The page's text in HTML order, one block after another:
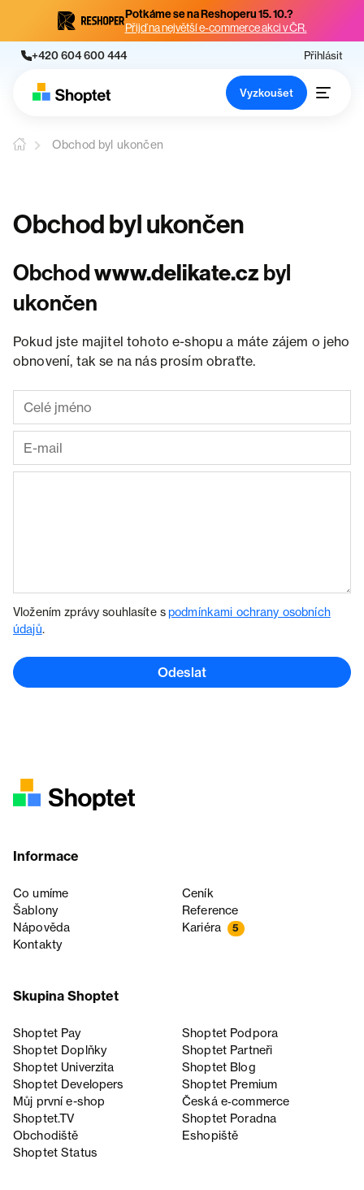
Potkáme se na Reshoperu 15. 10.?
Přijď na největší e-commerce akci v ČR.
+420 604 600 444 Přihlásit
Vyzkoušet
Obchod byl ukončen
Obchod byl ukončen
Obchodwww.delikate.cz byl
ukončen
Pokud jste majitel tohoto e-shopu a máte zájem o jeho
obnovení, tak se na nás prosím obraťte.
Vložením zprávy souhlasíte spodmínkami ochrany osobních
údajů.
Odeslat
Informace
Co umíme
Ceník
Šablony
Reference
Nápověda
Kariéra 5
Kontakty
Skupina Shoptet
Shoptet Pay
Shoptet Podpora
Shoptet Doplňky
Shoptet Partneři
Shoptet Univerzita
Shoptet Blog
Shoptet Developers
Shoptet Premium
Můj první e-shop
Česká e‑commerce
Shoptet.TV
Shoptet Poradna
Obchodiště
Eshopiště
Shoptet Status